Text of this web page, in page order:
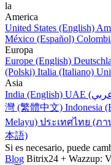
la
America
United States (English)
México (Español)
Europa
Europe (English)
(Polski) Italia (Italiano)
Asia
India (English)
灣 (繁體中文) Indonesia
Melayu) ประเทศไทย (ภา
本語)
Si es necesario, puede
Blog Bitrix24 + Wazzup: